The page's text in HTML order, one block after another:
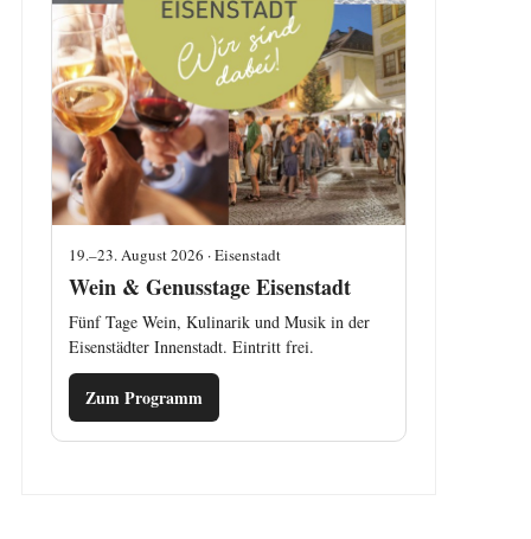
19.–23. August 2026 · Eisenstadt
Wein & Genusstage Eisenstadt
Fünf Tage Wein, Kulinarik und Musik in der
Eisenstädter Innenstadt. Eintritt frei.
Zum Programm